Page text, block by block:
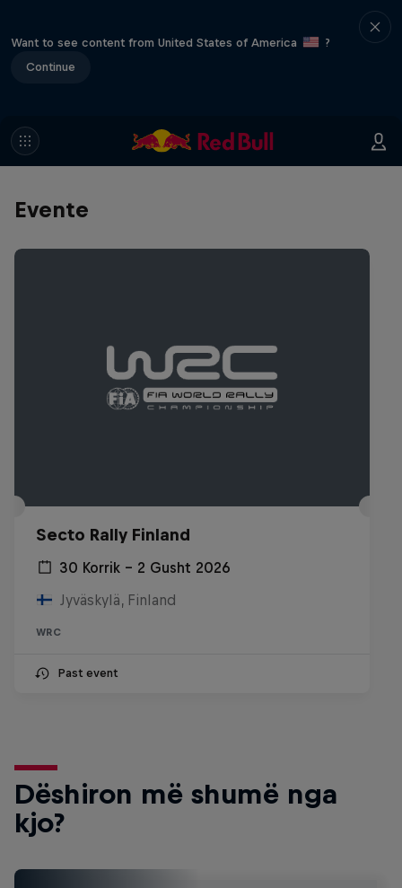
Want to see content from United States of America
?
Continue
Evente
Secto Rally Finland
30 Korrik – 2 Gusht 2026
Jyväskylä, Finland
WRC
Past event
Dëshiron më shumë nga
kjo?